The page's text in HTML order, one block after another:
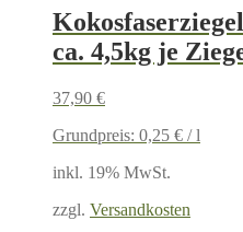
ca. 4,5kg je
37,90 €
Grundpreis: 0,25 € /l
inkl. 19% MwSt.
zzgl. Versandkosten